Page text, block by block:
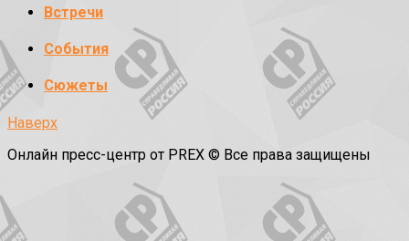
Встречи
События
Сюжеты
Наверх
Онлайн пресс-центр от PREX © Все права защищены